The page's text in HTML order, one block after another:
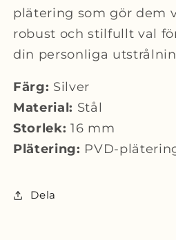
plätering som gör dem
robust och stilfullt val
din personliga
Färg: Silver
Material: Stål
Storlek: 16 mm
Plätering: PVD-
Dela